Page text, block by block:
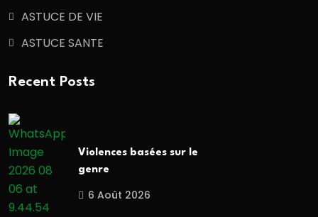
ASTUCE DE VIE
ASTUCE SANTE
Recent Posts
Violences basées sur le
genre
6 Août 2026